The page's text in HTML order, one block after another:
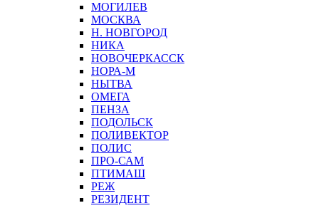
МОГИЛЕВ
МОСКВА
Н. НОВГОРОД
НИКА
НОВОЧЕРКАССК
НОРА-М
НЫТВА
ОМЕГА
ПЕНЗА
ПОДОЛЬСК
ПОЛИВЕКТОР
ПОЛИС
ПРО-САМ
ПТИМАШ
РЕЖ
РЕЗИДЕНТ